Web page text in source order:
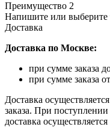
Преимущество 2
Напишите или выберите
Доставка
Доставка по Москве:
при сумме заказа
при сумме заказа
Доставка
заказа. При поступлении
доставка осуществляется